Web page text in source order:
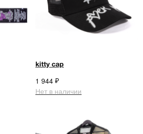
kitty cap
1 944 ₽
Нет в наличии